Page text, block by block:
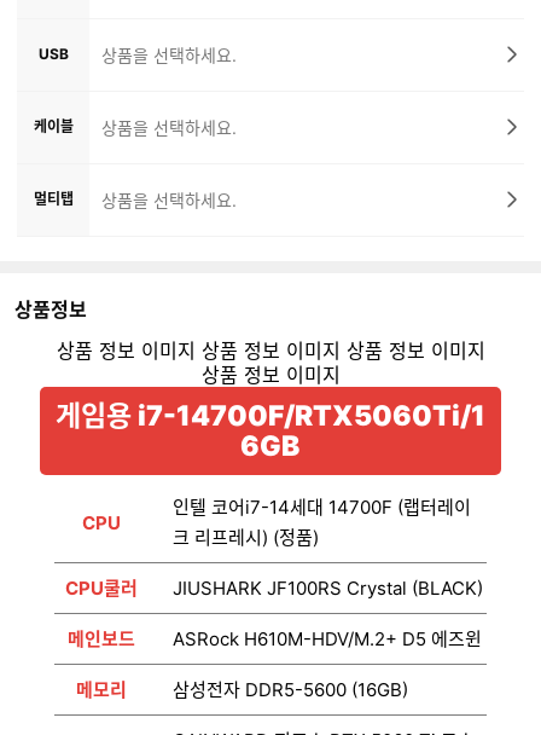
USB 상품을 선택하세요.
케이블 상품을 선택하세요.
멀티탭 상품을 선택하세요.
상품정보
게임용 i7-14700F/RTX5060Ti/1
6GB
CPU
인텔 코어i7-14세대 14700F (랩터레이
크 리프레시) (정품)
CPU쿨러 JIUSHARK JF100RS Crystal (BLACK)
메인보드 ASRock H610M-HDV/M.2+ D5 에즈윈
메모리 삼성전자 DDR5-5600 (16GB)